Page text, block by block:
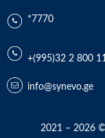
*7770
+(995)32 2 800
info@synevo.ge
2021 – 2026